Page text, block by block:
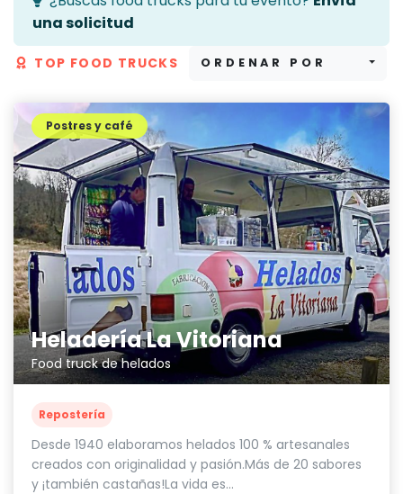
una solicitud
TOP FOOD TRUCKS ORDENAR POR
Heladería La Vitoriana
Food truck de helados
Postres y café
Repostería
Desde 1940 elaboramos helados 100 % artesanales
creados con originalidad y pasión.Más de 20 sabores
y ¡también castañas!La vida es...